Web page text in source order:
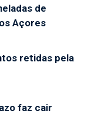
de
Açores
retidas pela
faz cair